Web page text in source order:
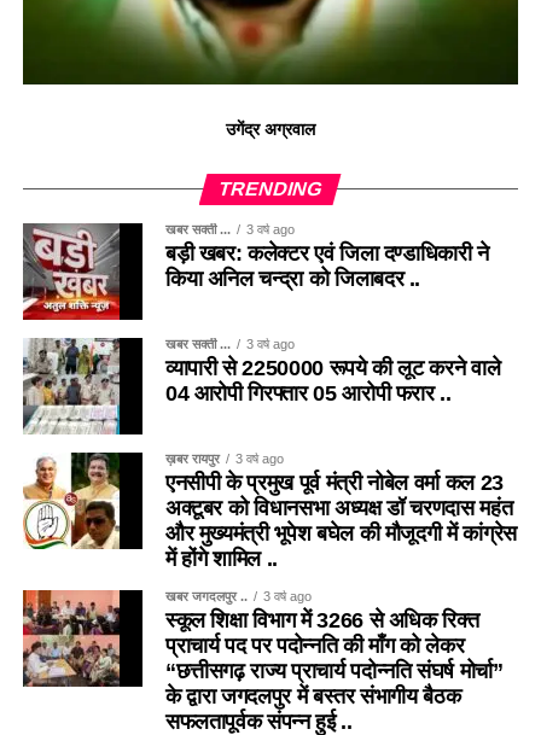
उगेंद्र अग्रवाल
TRENDING
खबर सक्ती ... 3 वर्ष ago
बड़ी खबर: कलेक्टर एवं जिला दण्डाधिकारी ने
किया अनिल चन्द्रा को जिलाबदर ..
खबर सक्ती ... 3 वर्ष ago
व्यापारी से 2250000 रूपये की लूट करने वाले
04 आरोपी गिरफ्तार 05 आरोपी फरार ..
ख़बर रायपुर 3 वर्ष ago
एनसीपी के प्रमुख पूर्व मंत्री नोबेल वर्मा कल 23
अक्टूबर को विधानसभा अध्यक्ष डॉ चरणदास महंत
और मुख्यमंत्री भूपेश बघेल की मौजूदगी में कांग्रेस
में होंगे शामिल ..
खबर जगदलपुर .. 3 वर्ष ago
स्कूल शिक्षा विभाग में 3266 से अधिक रिक्त
प्राचार्य पद पर पदोन्नति की माँग को लेकर
“छत्तीसगढ़ राज्य प्राचार्य पदोन्नति संघर्ष मोर्चा”
के द्वारा जगदलपुर में बस्तर संभागीय बैठक
सफलतापूर्वक संपन्न हुई ..